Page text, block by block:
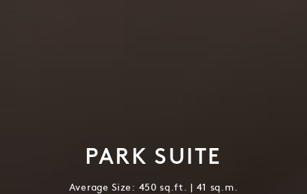
PARK SUITE
Average Size: 450 sq.ft. | 41 sq.m.